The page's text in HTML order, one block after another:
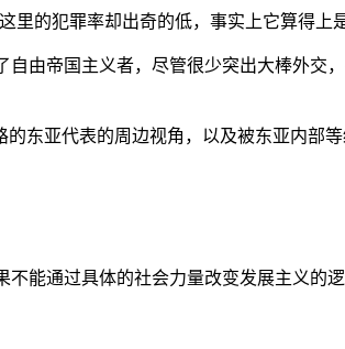
的犯罪率却出奇的低，事实上它算得上
由帝国主义者，尽管很少突出大棒外交
东亚代表的周边视角，以及被东亚内部
能通过具体的社会力量改变发展主义的